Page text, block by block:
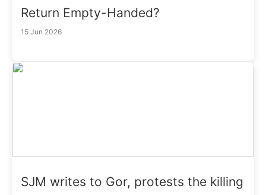
Return Empty-Handed?
15 Jun 2026
SJM writes to Gor, protests the killing